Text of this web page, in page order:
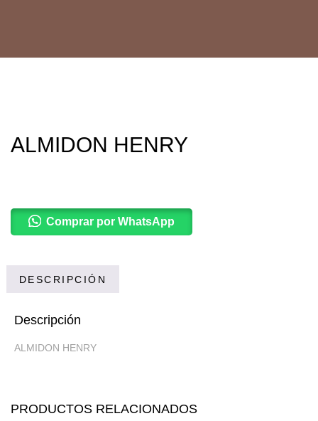
ALMIDON HENRY
Comprar por WhatsApp
DESCRIPCIÓN
Descripción
ALMIDON HENRY
PRODUCTOS RELACIONADOS